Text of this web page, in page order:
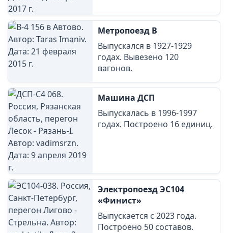
Метропоезд В
Выпускался в 1927-1929
годах. Вывезено 120
вагонов.
Машина ДСП
Выпускалась в 1996-1997
годах. Построено 16 единиц.
Электропоезд ЭС104
«Финист»
Выпускается с 2023 года.
Построено 50 составов.